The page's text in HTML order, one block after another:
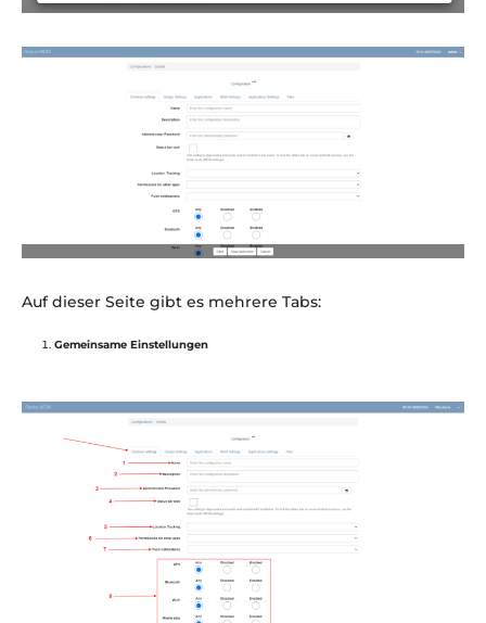
Auf dieser Seite gibt es mehrere Tabs:
Gemeinsame Einstellungen